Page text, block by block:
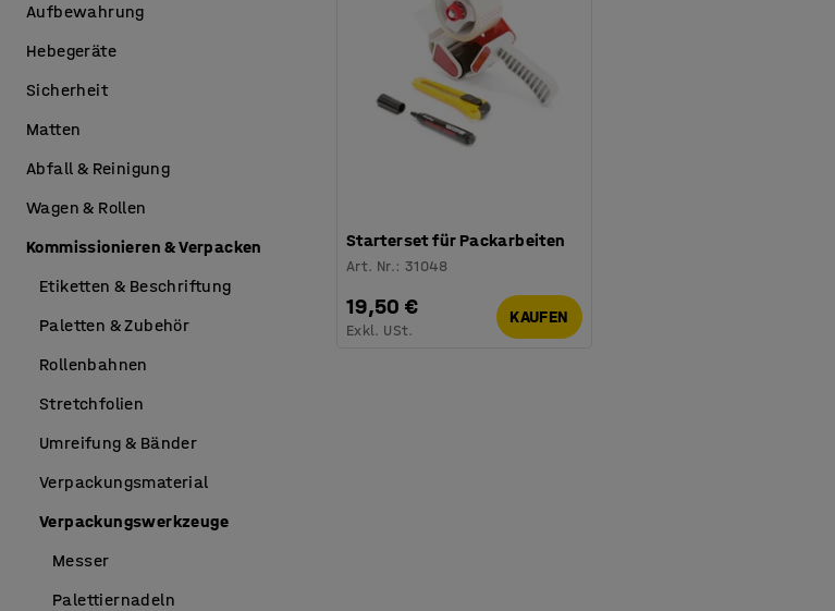
Starterset für Packarbeiten
Art. Nr.: 31048
19,50 €
Exkl. USt.
KAUFEN
Aufbewahrung
Hebegeräte
Sicherheit
Matten
Abfall & Reinigung
Wagen & Rollen
Kommissionieren & Verpacken
Etiketten & Beschriftung
Paletten & Zubehör
Rollenbahnen
Stretchfolien
Umreifung & Bänder
Verpackungsmaterial
Verpackungswerkzeuge
Messer
Palettiernadeln